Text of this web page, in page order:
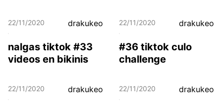
22/11/2020 drakukeo
nalgas tiktok #33
videos en bikinis
22/11/2020 drakukeo
#36 tiktok culo
challenge
22/11/2020 drakukeo 22/11/2020 drakukeo